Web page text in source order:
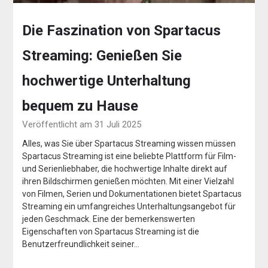
Die Faszination von Spartacus
Streaming: Genießen Sie
hochwertige Unterhaltung
bequem zu Hause
Veröffentlicht am 31 Juli 2025
Alles, was Sie über Spartacus Streaming wissen müssen
Spartacus Streaming ist eine beliebte Plattform für Film-
und Serienliebhaber, die hochwertige Inhalte direkt auf
ihren Bildschirmen genießen möchten. Mit einer Vielzahl
von Filmen, Serien und Dokumentationen bietet Spartacus
Streaming ein umfangreiches Unterhaltungsangebot für
jeden Geschmack. Eine der bemerkenswerten
Eigenschaften von Spartacus Streaming ist die
Benutzerfreundlichkeit seiner…